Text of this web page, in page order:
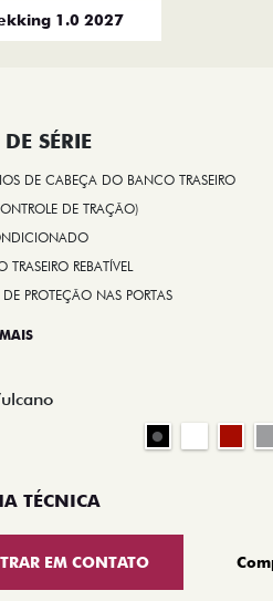
1.0 2027
SÉRIE
DE CABEÇA DO BANCO TRASEIRO
DE TRAÇÃO)
TRASEIRO REBATÍVEL
DE PROTEÇÃO NAS PORTAS
TÉCNICA
EM CONTATO